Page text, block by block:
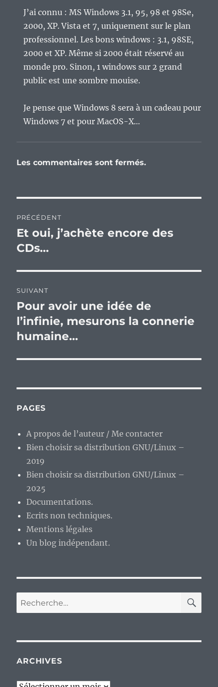
J’ai connu : MS Windows 3.1, 95, 98 et 98Se,
2000, XP. Vista et 7, uniquement sur le plan
professionnel. Les bons windows : 3.1, 98SE,
2000 et XP. Même si 2000 était réservé au
monde pro. Sinon, 1 windows sur 2 grand
public est une sombre mouise.
Je pense que Windows 8 sera à un cadeau pour
Windows 7 et pour MacOS-X…
Les commentaires sont fermés.
de
l’article
PRÉCÉDENT
Publication
précédente :
Et oui, j’achète encore des
CDs…
SUIVANT
Publication
suivante :
Pour avoir une idée de
l’infinie, mesurons la connerie
humaine…
PAGES
A propos de l’auteur / Me contacter
Bien choisir sa distribution GNU/Linux –
2019
Bien choisir sa distribution GNU/Linux –
2025
Documentations.
Ecrits non techniques.
Mentions légales
Un blog indépendant.
Recherche
pour :
ARCHIVES